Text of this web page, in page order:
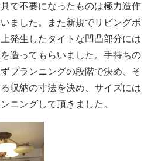
で不要になったものは極力造作
ました。また新規でリビングボ
発生したタイトな凹凸部分には
造ってもらいました。手持ちの
プランニングの段階で決め、そ
収納の寸法を決め、サイズには
ニングして頂きました。